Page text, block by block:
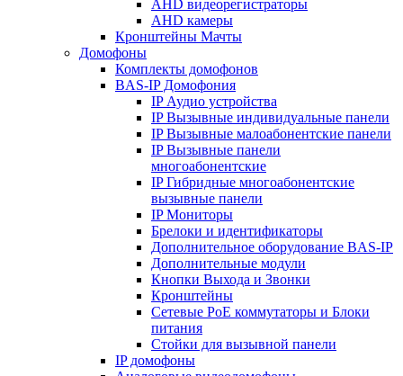
AHD видеорегистраторы
AHD камеры
Кронштейны Мачты
Домофоны
Комплекты домофонов
BAS-IP Домофония
IP Аудио устройства
IP Вызывные индивидуальные панели
IP Вызывные малоабонентские панели
IP Вызывные панели
многоабонентские
IP Гибридные многоабонентские
вызывные панели
IP Мониторы
Брелоки и идентификаторы
Дополнительное оборудование BAS-IP
Дополнительные модули
Кнопки Выхода и Звонки
Кронштейны
Сетевые PoE коммутаторы и Блоки
питания
Стойки для вызывной панели
IP домофоны